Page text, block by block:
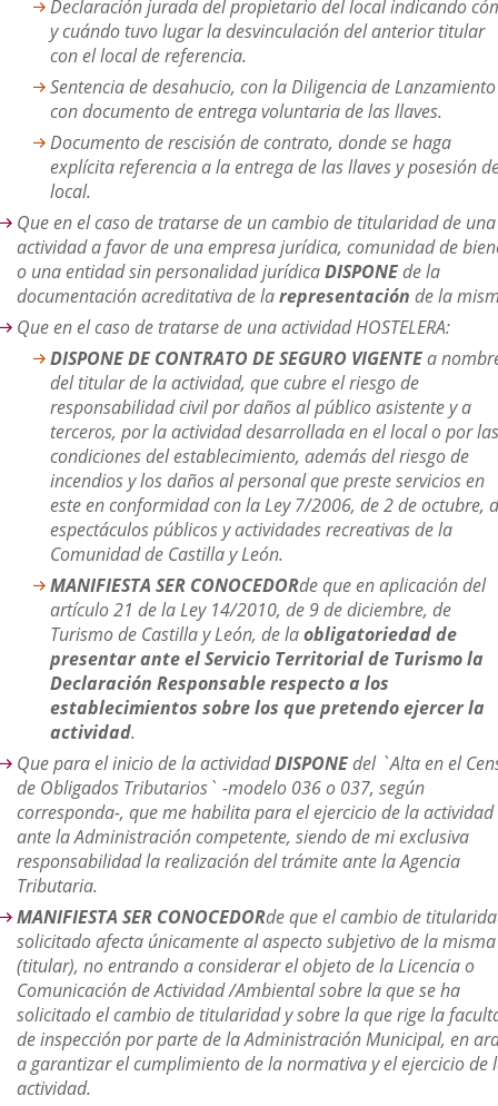
Declaración jurada del propietario del local indicando
y cuándo tuvo lugar la desvinculación del anterior titular
con el local de referencia.
Sentencia de desahucio, con la Diligencia de
con documento de entrega voluntaria de las llaves.
Documento de rescisión de contrato, donde se haga
explícita referencia a la entrega de las llaves y posesión
local.
Que en el caso de tratarse de un cambio de titularidad de una
actividad a favor de una empresa jurídica, comunidad de
o una entidad sin personalidad jurídicaDISPONEde la
documentación acreditativa de larepresentación de la
Que en el caso de tratarse de una actividad HOSTELERA:
DISPONE DE CONTRATO DE SEGURO VIGENTEa
del titular de la actividad, que cubre el riesgo de
responsabilidad civil por daños al público asistente y a
terceros, por la actividad desarrollada en el local o por las
condiciones del establecimiento, además del riesgo de
incendios y los daños al personal que preste servicios en
este en conformidad con la Ley 7/2006, de 2 de octubre,
espectáculos públicos y actividades recreativas de la
Comunidad de Castilla y León.
MANIFIESTA SER CONOCEDORde que en aplicación del
artículo 21 de la Ley 14/2010, de 9 de diciembre, de
Turismo de Castilla y León, de laobligatoriedad de
presentar ante el Servicio Territorial de Turismo la
Declaración Responsable respecto a los
establecimientos sobre los que pretendo ejercer la
actividad.
Que para el inicio de la actividadDISPONEdel `Alta en el
de Obligados Tributarios` -modelo 036 o 037, según
corresponda-, que me habilita para el ejercicio de la actividad
ante la Administración competente, siendo de mi exclusiva
responsabilidad la realización del trámite ante la Agencia
Tributaria.
MANIFIESTA SER CONOCEDORde que el cambio de
solicitado afecta únicamente al aspecto subjetivo de la misma
(titular), no entrando a considerar el objeto de la Licencia o
Comunicación de Actividad /Ambiental sobre la que se ha
solicitado el cambio de titularidad y sobre la que rige la
de inspección por parte de la Administración Municipal, en
a garantizar el cumplimiento de la normativa y el ejercicio de
actividad.